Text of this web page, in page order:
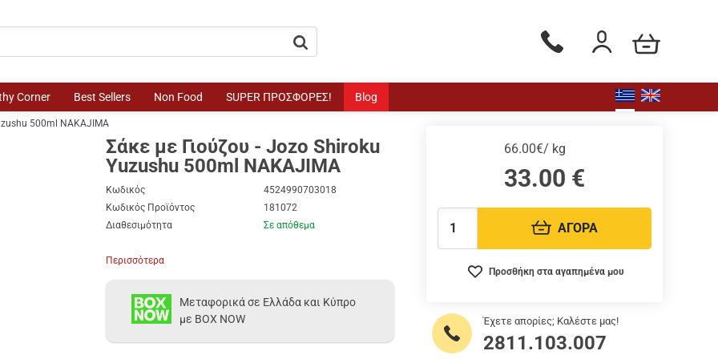
button.search Τηλεφωνικές παραγγελίες
Είσοδος / Εγγραφή
Το καλάθι μου
Corner Best Sellers Non Food SUPER ΠΡΟΣΦΟΡΕΣ! Blog
500ml NAKAJIMA
Σάκε με Γιούζου - Jozo Shiroku
Yuzushu 500ml NAKAJIMA
Κωδικός
4524990703018
Κωδικός Προϊόντος
181072
Διαθεσιμότητα
Σε απόθεμα
Περισσότερα
66.00€/ kg
33.00 €
Ποσότητα: ΑΓΟΡΑ
Προσθήκη στα αγαπημένα μου
Μεταφορικά σε Ελλάδα και Κύπρο
με BOX NOW
Έχετε απορίες; Καλέστε μας!
2811.103.007